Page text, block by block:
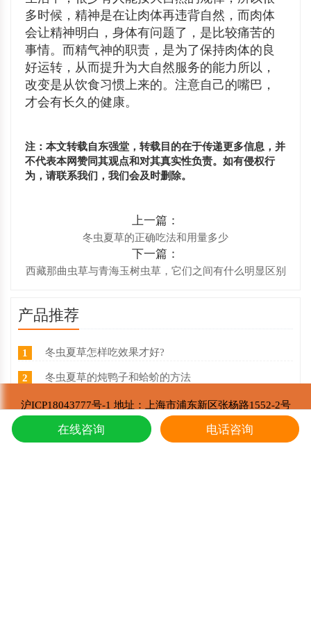
多时候，精神是在让肉体再违背自然，而肉体
会让精神明白，身体有问题了，是比较痛苦的
事情。而精气神的职责，是为了保持肉体的良
好运转，从而提升为大自然服务的能力所以，
改变是从饮食习惯上来的。注意自己的嘴巴，
才会有长久的健康。
注：本文转载自东强堂，转载目的在于传递更多信息，并
不代表本网赞同其观点和对其真实性负责。如有侵权行
为，请联系我们，我们会及时删除。
上一篇：
冬虫夏草的正确吃法和用量多少
下一篇：
西藏那曲虫草与青海玉树虫草，它们之间有什么明显区别
产品推荐
1 冬虫夏草怎样吃效果才好?
2 冬虫夏草的炖鸭子和蛤蚧的方法
3 西藏那曲冬虫夏草价目表，冬虫夏草如何分等级 ？什么价
东强堂健康科技与那曲市招商局达成战略合作
沪ICP18043777号-1 地址：上海市浦东新区张杨路1552-2号
东强堂健康科技有限公司 版权所有
Copyright © 2002-2021
在线咨询 电话咨询